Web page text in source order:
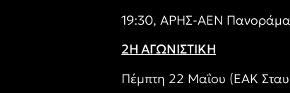
19:30, ΑΡΗΣ-ΑΕΝ
2Η ΑΓΩΝΙΣΤΙΚΗ
Πέμπτη 22 Μαΐου (ΕΑΚ